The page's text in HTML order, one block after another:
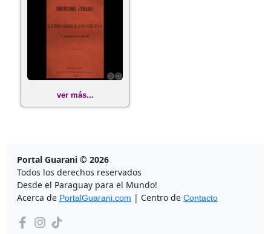
ver más...
Portal Guarani © 2026
Todos los derechos reservados
Desde el Paraguay para el Mundo!
Acerca de PortalGuarani.com | Centro de Contacto